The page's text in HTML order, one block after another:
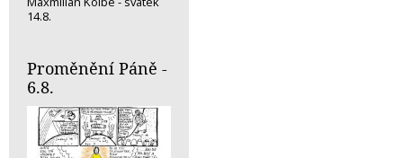
14.8.
Proměnění Páně -
6.8.